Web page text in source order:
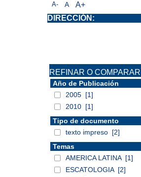
A- A A+
DIRECCIÓN:
REFINAR O COMPARAR
Año de Publicación
2005 [1]
2010 [1]
Tipo de documento
texto impreso [2]
Temas
AMERICA LATINA [1]
ESCATOLOGIA [2]